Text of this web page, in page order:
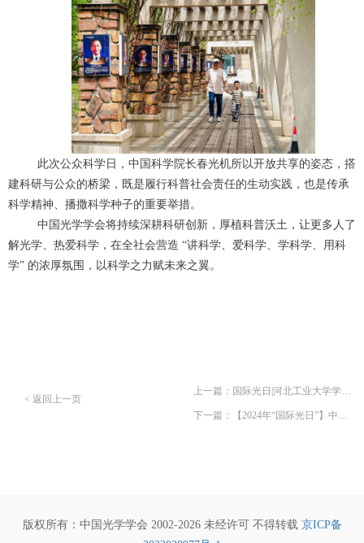
此次公众科学日，中国科学院长春光机所以开放共享的姿态，搭
建科研与公众的桥梁，既是履行科普社会责任的生动实践，也是传承
科学精神、播撒科学种子的重要举措。
中国光学学会将持续深耕科研创新，厚植科普沃土，让更多人了
解光学、热爱科学，在全社会营造 “讲科学、爱科学、学科学、用科
学” 的浓厚氛围，以科学之力赋未来之翼。
上一篇：国际光日|河北工业大学学生分会承办光学知识竞赛活动
下一篇：【2024年“国际光日”】中国光学学会中国科学院西安光学精密机械研究所学生分会“光·点亮新质生产力”系列活动
< 返回上一页
版权所有：中国光学学会 2002-2026 未经许可 不得转载 京ICP备